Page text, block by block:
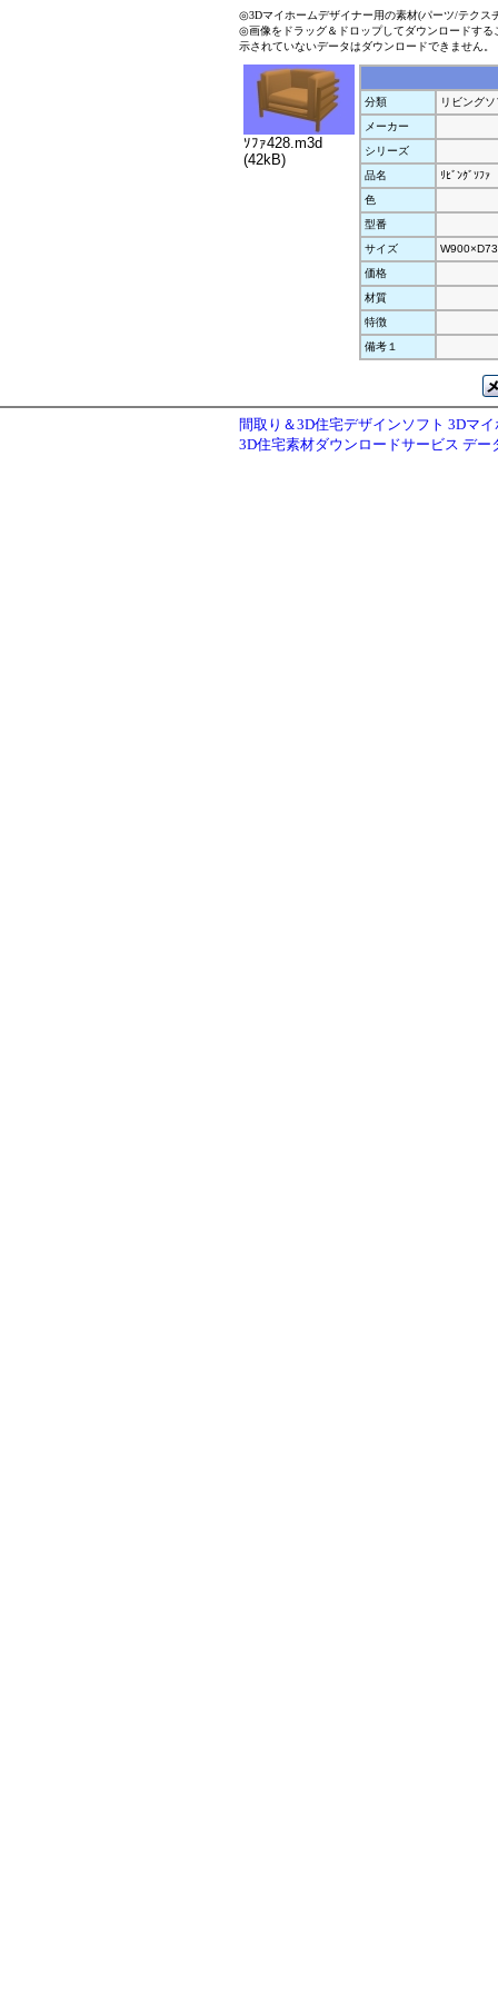
◎3Dマイホームデザイナー用の素材(パーツ/テクス
◎画像をドラッグ＆ドロップしてダウンロードす
示されていないデータはダウンロードできません。
ｿﾌｧ428.m3d
(42kB)
分類
リビング
メーカー
シリーズ
品名
ﾘﾋﾞﾝｸﾞｿﾌｧ
色
型番
サイズ
価格
材質
特徴
備考１
間取り＆3D住宅デザインソフト 3Dマ
3D住宅素材ダウンロードサービス デー